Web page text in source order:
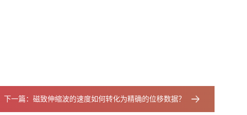
下一篇： 磁致伸缩波的速度如何转化为精确的位移数据？